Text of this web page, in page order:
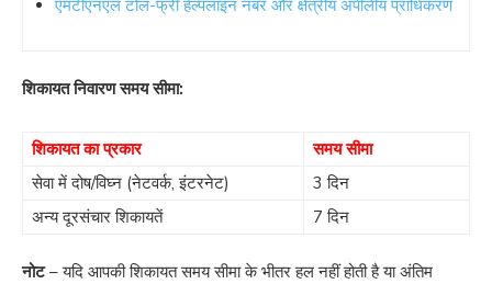
एमटीएनएल टोल-फ्री हेल्पलाइन नंबर और क्षेत्रीय अपीलीय प्राधिकरण
शिकायत निवारण समय सीमा:
शिकायत का प्रकार
समय सीमा
सेवा में दोष/विघ्न (नेटवर्क, इंटरनेट)
3 दिन
अन्य दूरसंचार शिकायतें
7 दिन
नोट– यदि आपकी शिकायत समय सीमा के भीतर हल नहीं होती है या अंतिम